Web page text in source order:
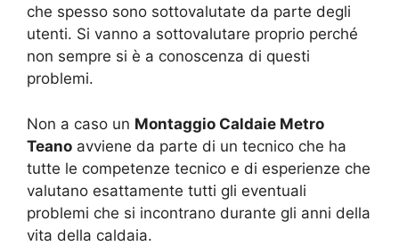
che spesso sono sottovalutate da parte degli
utenti. Si vanno a sottovalutare proprio perché
non sempre si è a conoscenza di questi
problemi.
Non a caso un Montaggio Caldaie Metro
Teano avviene da parte di un tecnico che ha
tutte le competenze tecnico e di esperienze che
valutano esattamente tutti gli eventuali
problemi che si incontrano durante gli anni della
vita della caldaia.